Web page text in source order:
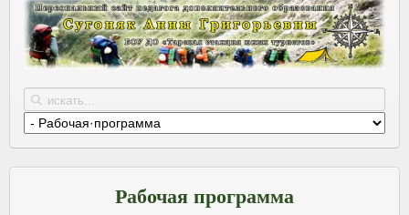
Рабочая программа